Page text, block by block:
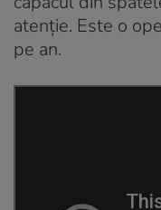
atenție. Este o
pe an.